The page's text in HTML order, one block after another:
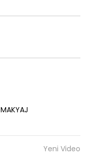
Yeni Video